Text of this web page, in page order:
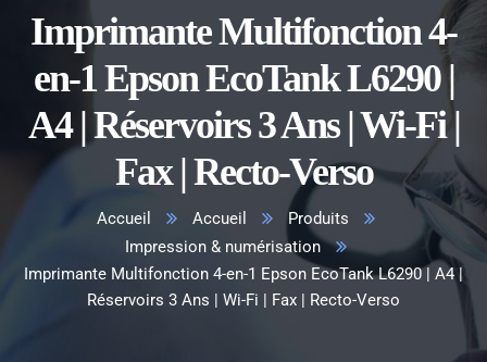
Imprimante Multifonction 4-
en-1 Epson EcoTank L6290 |
A4 | Réservoirs 3 Ans | Wi-Fi |
Fax | Recto-Verso
Accueil Accueil
Produits
Impression & numérisation
Imprimante Multifonction 4-en-1 Epson EcoTank L6290 | A4 |
Réservoirs 3 Ans | Wi-Fi | Fax | Recto-Verso